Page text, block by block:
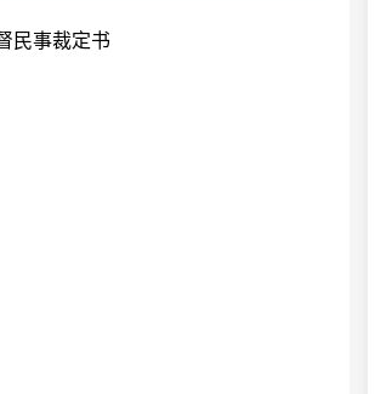
督民事裁定书